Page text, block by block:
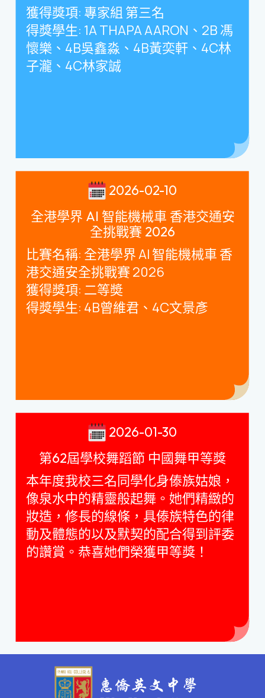
獲得獎項: 專家組 第三名
得獎學生: 1A THAPA AARON 、 2B 馮
懷樂、 4B吳鑫淼、 4B黃奕軒、 4C林
子瀧、 4C林家誠
2026-02-10
全港學界 AI 智能機械車 香港交通安
全挑戰賽 2026
比賽名稱: 全港學界AI 智能機械車 香
港交通安全挑戰賽 2026
獲得獎項: 二等奬
得獎學生: 4B曾維君、 4C文景彥
2026-01-30
第62屆學校舞蹈節 中國舞甲等獎
本年度我校三名同學化身傣族姑娘，
像泉水中的精靈般起舞。她們精緻的
妝造，修長的線條，具傣族特色的律
動及體態的以及默契的配合得到評委
的讚賞。恭喜她們榮獲甲等獎！